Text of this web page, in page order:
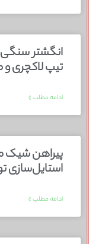
تیپ لاکچری و
ادامه مطلب »
ادامه مطلب »